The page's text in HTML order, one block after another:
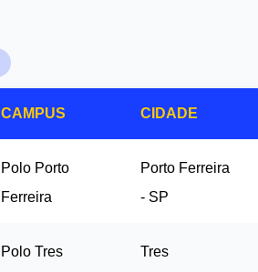
CAMPUS CIDADE
Polo Porto
Ferreira
Porto Ferreira
- SP
Polo Tres
Tres